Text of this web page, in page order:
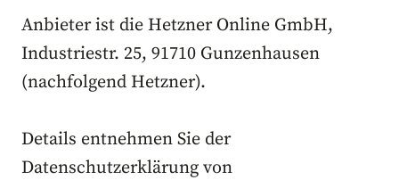
Anbieter ist die Hetzner Online GmbH,
Industriestr. 25, 91710 Gunzenhausen
(nachfolgend Hetzner).
Details entnehmen Sie der
Datenschutzerklärung von